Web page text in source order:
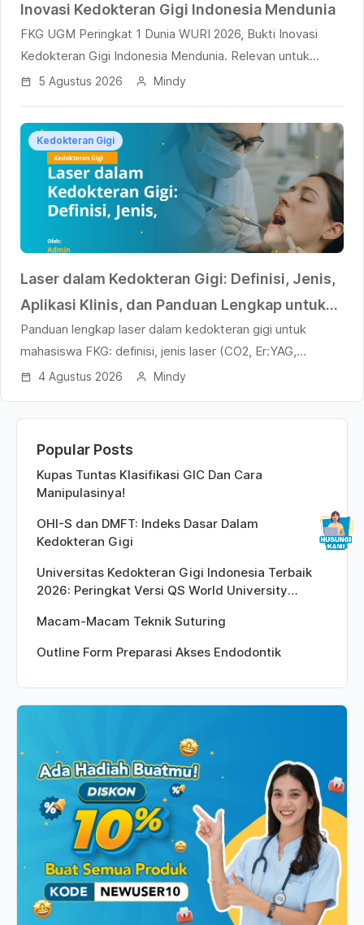
Inovasi Kedokteran Gigi Indonesia Mendunia
FKG UGM Peringkat 1 Dunia WURI 2026, Bukti Inovasi
Kedokteran Gigi Indonesia Mendunia. Relevan untuk
UKMP2DG dan UKOMNAS PPDG.
5 Agustus 2026 Mindy
Kedokteran Gigi
Laser dalam Kedokteran Gigi: Definisi, Jenis,
Aplikasi Klinis, dan Panduan Lengkap untuk
Mahasiswa Kedokteran Gigi
Panduan lengkap laser dalam kedokteran gigi untuk
mahasiswa FKG: definisi, jenis laser (CO2, Er:YAG,
Nd:YAG, diode), aplikasi klinis, dan relevansi UKMP2DG.
4 Agustus 2026 Mindy
Popular Posts
Kupas Tuntas Klasifikasi GIC Dan Cara
Manipulasinya!
OHI-S dan DMFT: Indeks Dasar Dalam
Kedokteran Gigi
Universitas Kedokteran Gigi Indonesia Terbaik
2026: Peringkat Versi QS World University
Macam-Macam Teknik Suturing
Outline Form Preparasi Akses Endodontik